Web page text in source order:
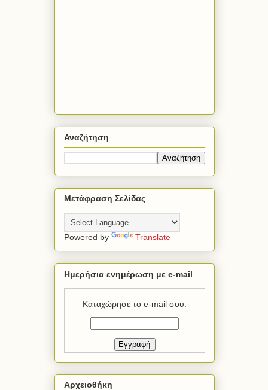
Αναζήτηση
Μετάφραση Σελίδας
Powered by Translate
Ημερήσια ενημέρωση με e-mail
Καταχώρησε το e-mail σου:
Αρχειοθήκη